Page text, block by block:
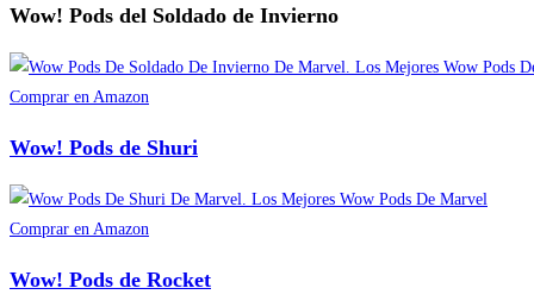
Wow! Pods del Soldado de Invierno
Comprar en Amazon
Wow! Pods de Shuri
Comprar en Amazon
Wow! Pods de Rocket